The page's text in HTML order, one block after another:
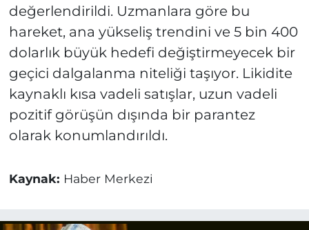
değerlendirildi. Uzmanlara göre bu
hareket, ana yükseliş trendini ve 5 bin 400
dolarlık büyük hedefi değiştirmeyecek bir
geçici dalgalanma niteliği taşıyor. Likidite
kaynaklı kısa vadeli satışlar, uzun vadeli
pozitif görüşün dışında bir parantez
olarak konumlandırıldı.
Kaynak: Haber Merkezi